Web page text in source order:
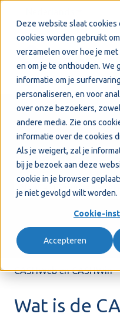
Deze website slaat cookies
cookies worden gebruikt
verzamelen over hoe je
en om je te onthouden. We
informatie om je
personaliseren, en voor
over onze bezoekers,
andere media. Zie ons
informatie over de cookies
Als je weigert, zal je
bij je bezoek aan deze
cookie in je browser
je niet gevolgd wilt worden.
Cookie-
Accepteren
Welkom! Hoe
CASHWeb en CASHWin
Wat is de